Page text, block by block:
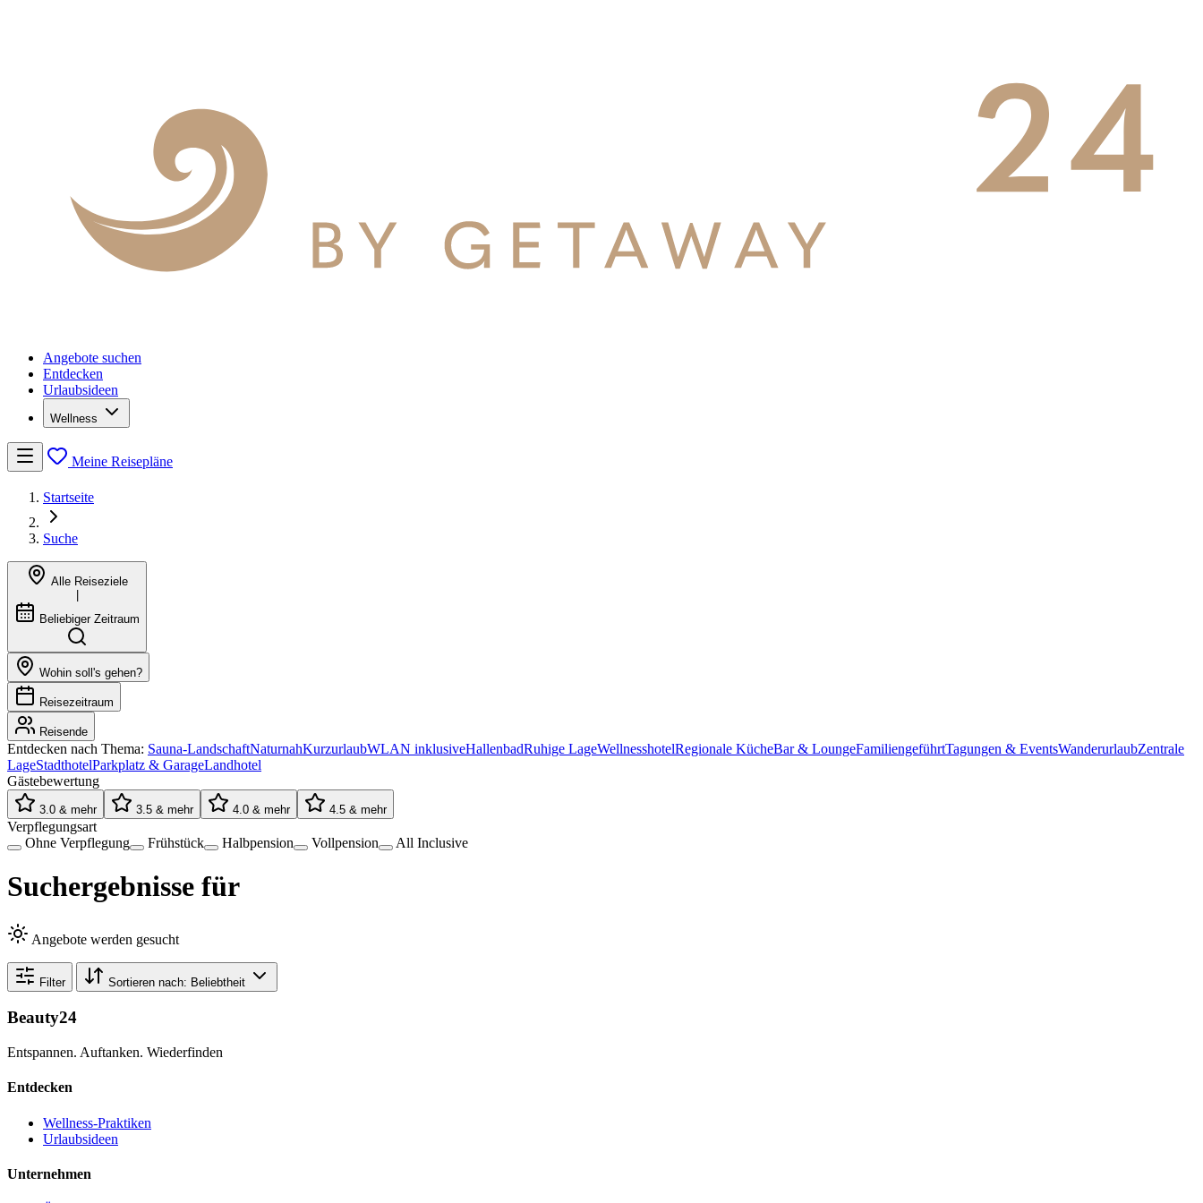
Angebote suchen
Entdecken
Urlaubsideen
Wellness
Meine Reisepläne
Startseite
Suche
Alle Reiseziele
Beliebiger Zeitraum
Wohin soll's gehen?
Reisezeitraum
Reisende
Entdecken nach Thema: Sauna-LandschaftNaturnahKurzurlaubWLAN inklusiveHallenbadRuhige LageWellnesshotelRegionale KücheBar & LoungeFamiliengeführtTagungen & EventsWanderurlaubZentrale
LageStadthotelParkplatz & GarageLandhotel
Gästebewertung
3.0 & mehr 3.5 & mehr 4.0 & mehr 4.5 & mehr
Verpflegungsart
Ohne Verpflegung
Frühstück Halbpension Vollpension All Inclusive
Suchergebnisse für
Angebote werden gesucht
Filter Sortieren nach: Beliebtheit
Beauty24
Entspannen. Auftanken. Wiederfinden
Entdecken
Wellness-Praktiken
Urlaubsideen
Unternehmen